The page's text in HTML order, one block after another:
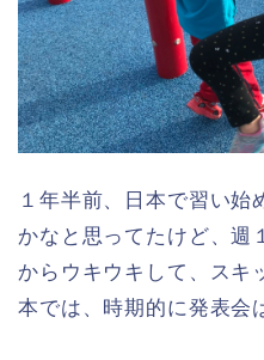
１年半前、日本で習い始
かなと思ってたけど、週
からウキウキして、スキ
本では、時期的に発表会